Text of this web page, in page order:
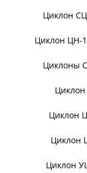
Вентиляторы
Дымососы
Вентиляторы